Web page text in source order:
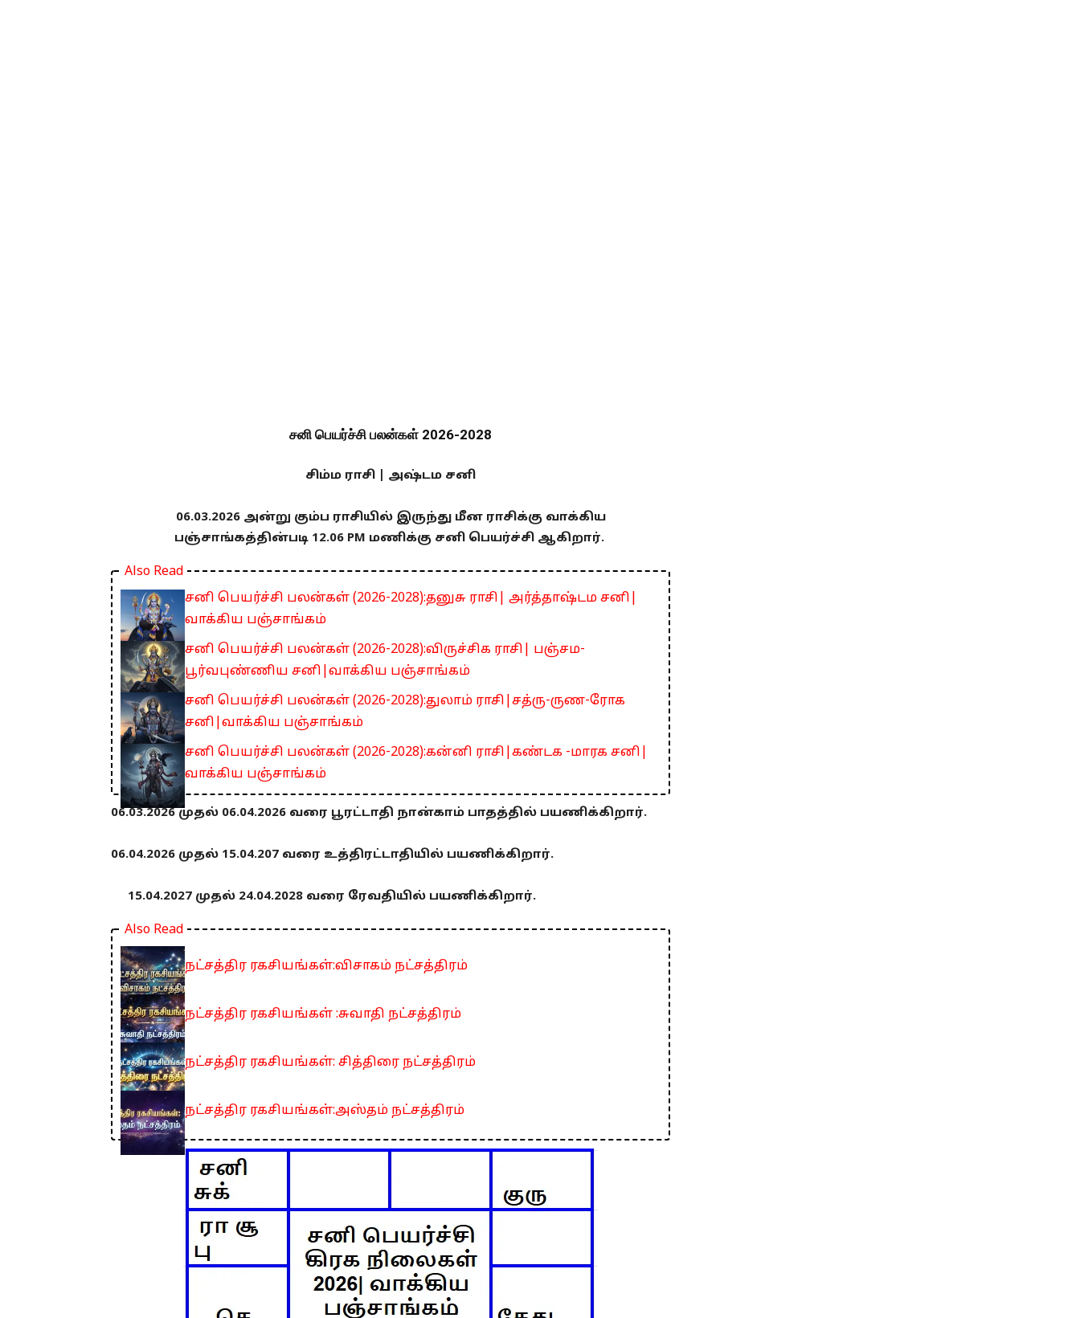
சனி பெயர்ச்சி பலன்கள் 2026-2028
சிம்ம ராசி | அஷ்டம சனி
06.03.2026 அன்று கும்ப ராசியில் இருந்து மீன ராசிக்கு வாக்கிய
பஞ்சாங்கத்தின்படி 12.06 PM மணிக்கு சனி பெயர்ச்சி ஆகிறார்.
Also Read
சனி பெயர்ச்சி பலன்கள் (2026-2028):தனுசு ராசி| அர்த்தாஷ்டம சனி|
வாக்கிய பஞ்சாங்கம்
சனி பெயர்ச்சி பலன்கள் (2026-2028):விருச்சிக ராசி| பஞ்சம-
பூர்வபுண்ணிய சனி|வாக்கிய பஞ்சாங்கம்
சனி பெயர்ச்சி பலன்கள் (2026-2028):துலாம் ராசி|சத்ரு-ருண-ரோக
சனி|வாக்கிய பஞ்சாங்கம்
சனி பெயர்ச்சி பலன்கள் (2026-2028):கன்னி ராசி|கண்டக -மாரக சனி|
வாக்கிய பஞ்சாங்கம்
06.03.2026 முதல் 06.04.2026 வரை பூரட்டாதி நான்காம் பாதத்தில் பயணிக்கிறார்.
06.04.2026 முதல் 15.04.207 வரை உத்திரட்டாதியில் பயணிக்கிறார்.
15.04.2027 முதல் 24.04.2028 வரை ரேவதியில் பயணிக்கிறார்.
Also Read
நட்சத்திர ரகசியங்கள்:விசாகம் நட்சத்திரம்
நட்சத்திர ரகசியங்கள் :சுவாதி நட்சத்திரம்
நட்சத்திர ரகசியங்கள்: சித்திரை நட்சத்திரம்
நட்சத்திர ரகசியங்கள்:அஸ்தம் நட்சத்திரம்